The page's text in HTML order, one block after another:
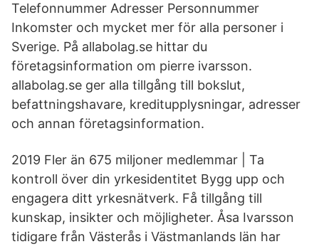
Telefonnummer Adresser Personnummer
Inkomster och mycket mer för alla personer i
Sverige. På allabolag.se hittar du
företagsinformation om pierre ivarsson.
allabolag.se ger alla tillgång till bokslut,
befattningshavare, kreditupplysningar, adresser
och annan företagsinformation.
2019 Fler än 675 miljoner medlemmar | Ta
kontroll över din yrkesidentitet Bygg upp och
engagera ditt yrkesnätverk. Få tillgång till
kunskap, insikter och möjligheter. Åsa Ivarsson
tidigare från Västerås i Västmanlands län har